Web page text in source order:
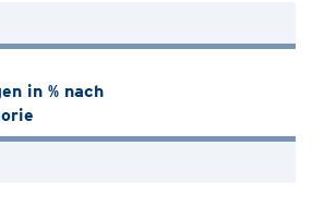
in % nach